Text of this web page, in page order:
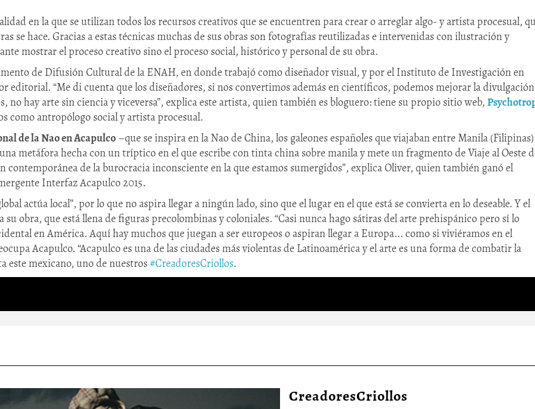
en la que se utilizan todos los recursos creativos que se encuentren para crear o arreglar algo- y artista procesual,
se hace. Gracias a estas técnicas muchas de sus obras son fotografías reutilizadas e intervenidas con ilustración y
mostrar el proceso creativo sino el proceso social, histórico y personal de su obra.
de Difusión Cultural de la ENAH, en donde trabajó como diseñador visual, y por el Instituto de Investigación en
editorial. “Me di cuenta que los diseñadores, si nos convertimos además en científicos, podemos mejorar la divulgación
no hay arte sin ciencia y viceversa”, explica este artista, quien también es bloguero: tiene su propio sitio web,
como antropólogo social y artista procesual.
de la Nao en Acapulco –que se inspira en la Nao de China, los galeones españoles que viajaban entre Manila
metáfora hecha con un tríptico en el que escribe con tinta china sobre manila y mete un fragmento de Viaje al Oeste
contemporánea de la burocracia inconsciente en la que estamos sumergidos”, explica Oliver, quien también ganó el
Interfaz Acapulco 2015.
actúa local”, por lo que no aspira llegar a ningún lado, sino que el lugar en el que está se convierta en lo deseable. Y el
obra, que está llena de figuras precolombinas y coloniales. “Casi nunca hago sátiras del arte prehispánico pero sí lo
en América. Aquí hay muchos que juegan a ser europeos o aspiran llegar a Europa... como si viviéramos en el
Acapulco. “Acapulco es una de las ciudades más violentas de Latinoamérica y el arte es una forma de combatir la
este mexicano, uno de nuestros#CreadoresCriollos.
CreadoresCriollos